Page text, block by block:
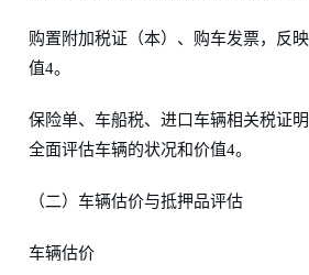
购置附加税证（本）、购车发票，反
值4。
保险单、车船税、进口车辆相关税证
全面评估车辆的状况和价值4。
（二）车辆估价与抵押品评估
车辆估价